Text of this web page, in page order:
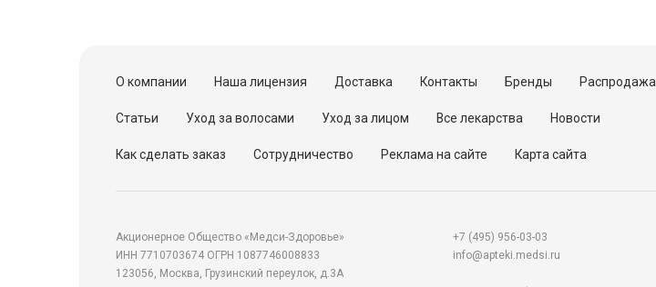
О компании Наша лицензия Доставка Контакты Бренды Распродажа
Статьи Уход за волосами Уход за лицом Все лекарства Новости
Как сделать заказ Сотрудничество Реклама на сайте Карта сайта
Акционерное Общество «Медси-Здоровье»
ИНН 7710703674 ОГРН 1087746008833
123056, Москва, Грузинский переулок, д.3А
+7 (495) 956-03-03
info@apteki.medsi.ru